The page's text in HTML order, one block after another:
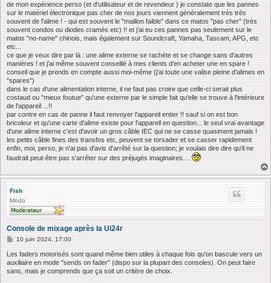
de mon expérience perso (et d'utilisateur et de revendeur ) je constate que les pannes
sur le matériel électronique pas cher de nos jours viennent généralement très très
souvent de l'alime ! - qui est souvent le "maillon faible" dans ce matos "pas cher" (très
souvent condos ou diodes cramés etc) !! et j'ai eu ces pannes pas seulement sur le
matos "no-name" chinois, mais également sur Soundcraft, Yamaha, Tascam, APG, etc
etc...
ce que je veux dire par là : une alime externe se rachète et se change sans d'autres
manières ! et j'ai même souvent conseillé à mes clients d'en acheter une en spare !
conseil que je prends en compte aussi moi-même (j'ai toute une valise pleine d'alimes en
"spares")
dans le cas d'une alimentation interne, il ne faut pas croire que celle-ci serait plus
costaud ou "mieux foutue" qu'une externe par le simple fait qu'elle se trouve à l'intérieure
de l'appareil ...!!
par contre en cas de panne il faut renvoyer l'appareil entier !! sauf si on est bon
bricoleur et qu'une carte d'alime existe pour l'appareil en question... le seul vrai avantage
d'une alime interne c'est d'avoir un gros câble IEC qui ne se casse quasiment jamais !
les petits câble fines des transfos etc, peuvent se torsader et se casser rapidement
enfin, moi, perso, je n'ai pas d'avis d'arrêté sur la question; je voulais dire dire qu'il ne
faudrait peut-être pas s'arrêter sur des préjugés imaginaires....
Fish
Modo
Console de mixage après la Ui24r
M
s
s
g
10 juin 2024, 17:00
Les faders motorisés sont quand même bien utiles à chaque fois qu'on bascule vers un
auxiliaire en mode "sends on fader" (dispo sur la plupart des consoles). On peut faire
sans, mais je comprends que ça soit un critère de choix.